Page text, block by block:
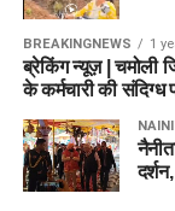
BREAKINGNEWS 1
ब्रेकिंग न्यूज़ | चमोली
के कर्मचारी की संदिग्ध